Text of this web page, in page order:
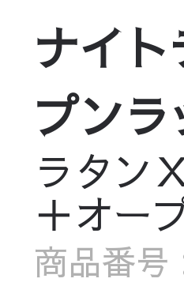
ナイ
プン
ラタン
＋オー
商品番